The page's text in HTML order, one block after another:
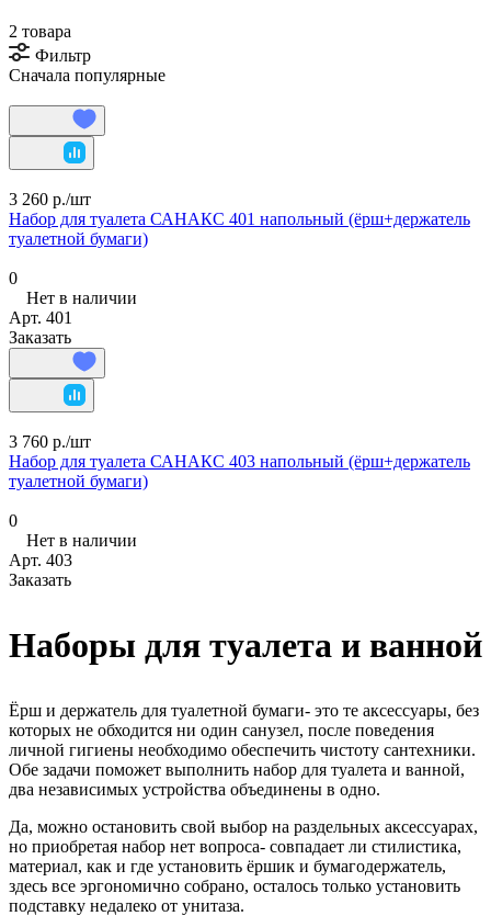
2 товара
Фильтр
Сначала популярные
3 260 р./шт
Набор для туалета САНАКС 401 напольный (ёрш+держатель
туалетной бумаги)
0
Нет в наличии
Арт. 401
Заказать
3 760 р./шт
Набор для туалета САНАКС 403 напольный (ёрш+держатель
туалетной бумаги)
0
Нет в наличии
Арт. 403
Заказать
Наборы для туалета и ванной
Ёрш и держатель для туалетной бумаги- это те аксессуары, без
которых не обходится ни один санузел, после поведения
личной гигиены необходимо обеспечить чистоту сантехники.
Обе задачи поможет выполнить набор для туалета и ванной,
два независимых устройства объединены в одно.
Да, можно остановить свой выбор на раздельных аксессуарах,
но приобретая набор нет вопроса- совпадает ли стилистика,
материал, как и где установить ёршик и бумагодержатель,
здесь все эргономично собрано, осталось только установить
подставку недалеко от унитаза.